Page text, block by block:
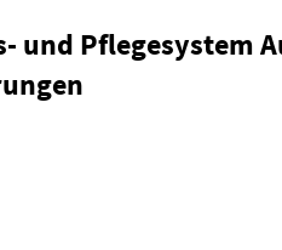
und Pflegesystem